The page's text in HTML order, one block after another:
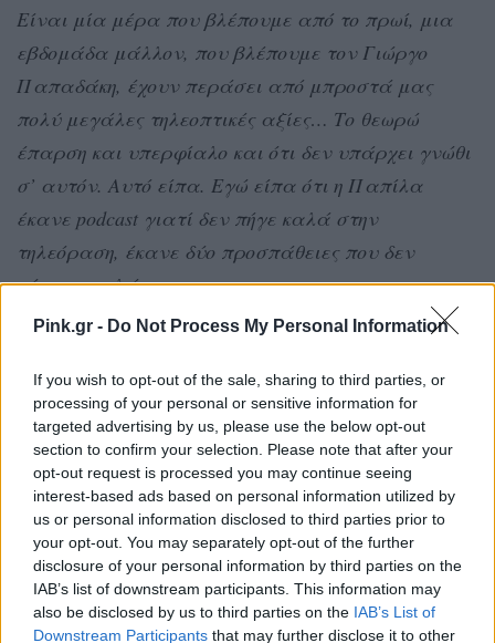
Pink.gr - Do Not Process My Personal Information
If you wish to opt-out of the sale, sharing to third parties, or
processing of your personal or sensitive information for
targeted advertising by us, please use the below opt-out
section to confirm your selection. Please note that after your
opt-out request is processed you may continue seeing
interest-based ads based on personal information utilized by
us or personal information disclosed to third parties prior to
your opt-out. You may separately opt-out of the further
disclosure of your personal information by third parties on the
IAB’s list of downstream participants. This information may
also be disclosed by us to third parties on the IAB’s List of
Downstream Participants that may further disclose it to other
Είναι μία μέρα που βλέπουμε από το πρωί, μια
εβδομάδα μάλλον, που βλέπουμε τον Γιώργο
Παπαδάκη, έχουν περάσει από μπροστά μας
πολύ μεγάλες τηλεοπτικές αξίες… Το θεωρώ
έπαρση και υπερφίαλο και ότι δεν υπάρχει γνώθι
σ’ αυτόν. Αυτό είπα. Εγώ είπα ότι η Παπίλα
έκανε podcast γιατί δεν πήγε καλά στην
τηλεόραση, έκανε δύο προσπάθειες που δεν
πήγανε καλά».
[ΠΗΓΗ]